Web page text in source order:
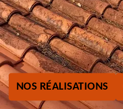
NOS RÉALISATIONS